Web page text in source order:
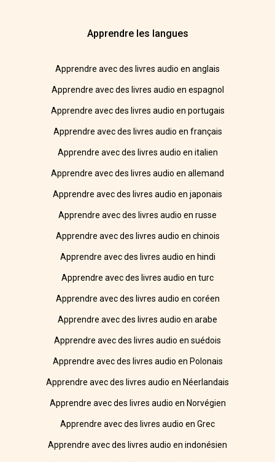
Apprendre les langues
Apprendre avec des livres audio en anglais
Apprendre avec des livres audio en espagnol
Apprendre avec des livres audio en portugais
Apprendre avec des livres audio en français
Apprendre avec des livres audio en italien
Apprendre avec des livres audio en allemand
Apprendre avec des livres audio en japonais
Apprendre avec des livres audio en russe
Apprendre avec des livres audio en chinois
Apprendre avec des livres audio en hindi
Apprendre avec des livres audio en turc
Apprendre avec des livres audio en coréen
Apprendre avec des livres audio en arabe
Apprendre avec des livres audio en suédois
Apprendre avec des livres audio en Polonais
Apprendre avec des livres audio en Néerlandais
Apprendre avec des livres audio en Norvégien
Apprendre avec des livres audio en Grec
Apprendre avec des livres audio en indonésien